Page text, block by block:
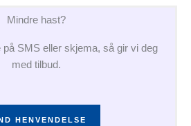
Mindre hast?
på SMS eller skjema, så gir vi deg
med tilbud.
HENVENDELSE